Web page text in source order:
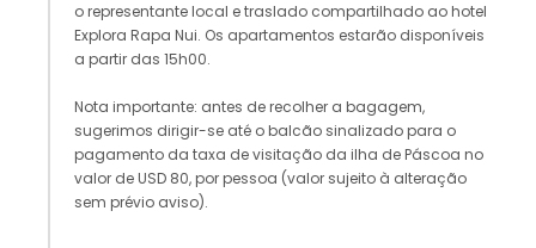
o representante local e traslado compartilhado ao hotel
Explora Rapa Nui. Os apartamentos estarão disponíveis
a partir das 15h00.
Nota importante: antes de recolher a bagagem,
sugerimos dirigir-se até o balcão sinalizado para o
pagamento da taxa de visitação da ilha de Páscoa no
valor de USD 80, por pessoa (valor sujeito à alteração
sem prévio aviso).